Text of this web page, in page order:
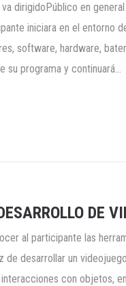
va dirigidoPúblico en
iniciara en el entorno
software, hardware,
su programa y continuará…
DE
al participante las
de desarrollar un
con objetos,